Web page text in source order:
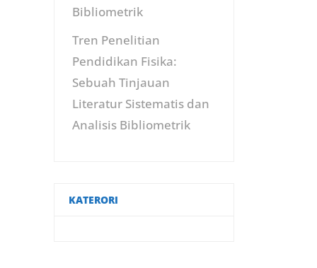
Bibliometrik
Tren Penelitian
Pendidikan Fisika:
Sebuah Tinjauan
Literatur Sistematis dan
Analisis Bibliometrik
KATERORI